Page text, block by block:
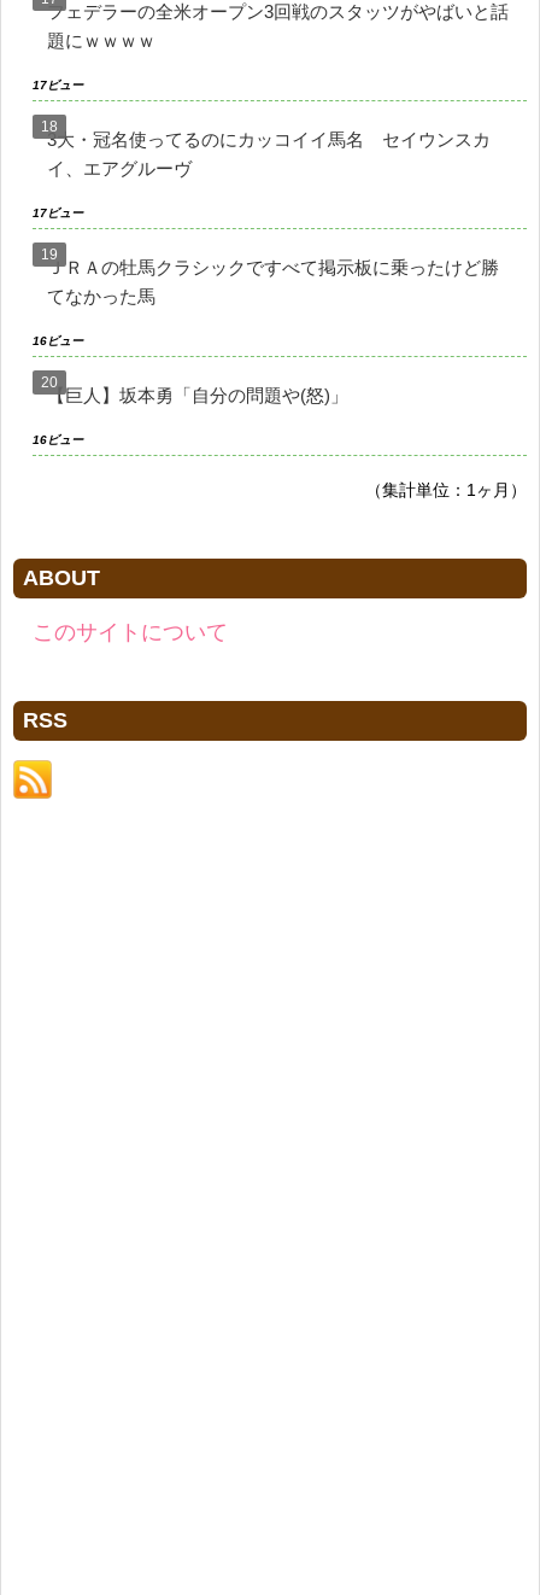
フェデラーの全米オープン3回戦のスタッツがやばいと話
題にｗｗｗｗ
17ビュー
3大・冠名使ってるのにカッコイイ馬名 セイウンスカ
イ、エアグルーヴ
17ビュー
ＪＲＡの牡馬クラシックですべて掲示板に乗ったけど勝
てなかった馬
16ビュー
【巨人】坂本勇「自分の問題や(怒)」
16ビュー
（集計単位：1ヶ月）
ABOUT
このサイトについて
RSS